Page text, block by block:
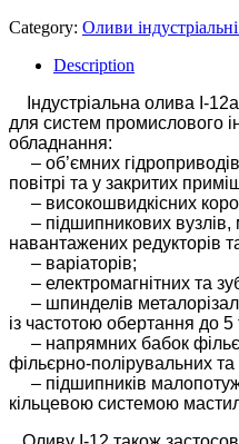
Category: Оливи
Description
Індустріальна олива І-
для систем промислового
обладнання:
– об’ємних
повітрі та у закритих
– високошвидкісних
– підшипникових вузлів,
навантажених редукторів
– варіаторів;
– електромагнітних та
– шпинделів
із частотою обертання до 5
– напрямних бабок
фільєрно-полірувальних та
– підшипників
кільцевою системою